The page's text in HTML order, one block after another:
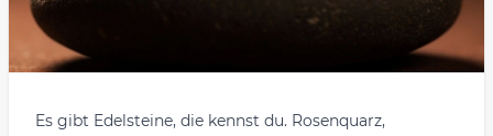
Es gibt Edelsteine, die kennst du. Rosenquarz,